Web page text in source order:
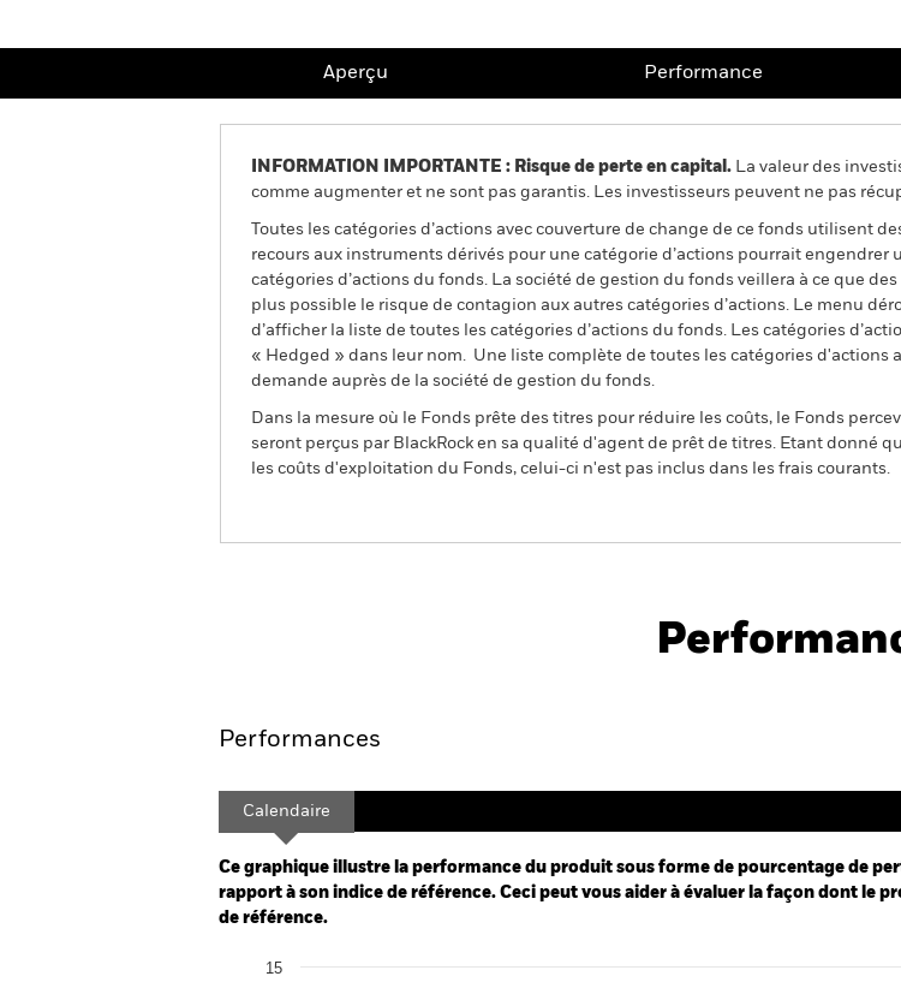
Aperçu Performance
INFORMATION IMPORTANTE : Risque de perte en capital. La valeur des
comme augmenter et ne sont pas garantis. Les investisseurs peuvent ne pas
Toutes les catégories d’actions avec couverture de change de ce fonds utilisent
recours aux instruments dérivés pour une catégorie d’actions pourrait
catégories d’actions du fonds. La société de gestion du fonds veillera à ce que
plus possible le risque de contagion aux autres catégories d’actions. Le menu
d’afficher la liste de toutes les catégories d’actions du fonds. Les catégories
« Hedged » dans leur nom. Une liste complète de toutes les catégories
demande auprès de la société de gestion du fonds.
Dans la mesure où le Fonds prête des titres pour réduire les coûts, le Fonds
seront perçus par BlackRock en sa qualité d'agent de prêt de titres. Etant donné
les coûts d'exploitation du Fonds, celui-ci n'est pas inclus dans les frais courants.
Performance
Performances
Calendaire
Ce graphique illustre la performance du produit sous forme de pourcentage de
rapport à son indice de référence. Ceci peut vous aider à évaluer la façon dont le
de référence.
Bar chart with 2 data series.
15